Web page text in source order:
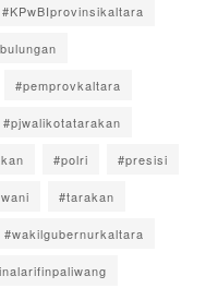
#KPwBIprovinsikaltara
#pemprovkaltara
#pjwalikotatarakan
#polri #presisi
#tarakan
#wakilgubernurkaltara